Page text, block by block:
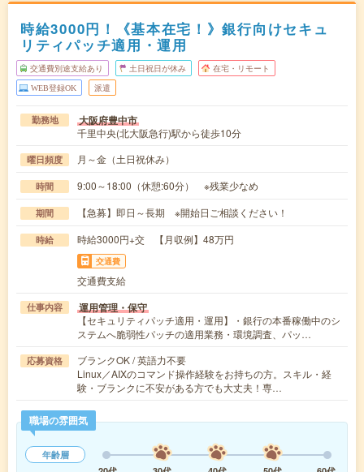
時給3000円！《基本在宅！》銀行向けセキュ
リティパッチ適用・運用
交通費別途支給あり 土日祝日が休み 在宅・リモート
WEB登録OK 派遣
勤務地 大阪府豊中市
千里中央(北大阪急行)駅から徒歩10分
曜日頻度 月～金（土日祝休み）
時間 9:00～18:00（休憩:60分） ※残業少なめ
期間 【急募】即日～長期 ※開始日ご相談ください！
時給 時給3000円+交 【月収例】48万円
交通費
交通費支給
仕事内容 運用管理・保守
【セキュリティパッチ適用・運用】・銀行の本番稼働中のシ
ステムへ脆弱性パッチの適用業務・環境調査、パッ…
応募資格
ブランクOK / 英語力不要
Linux／AIXのコマンド操作経験をお持ちの方。スキル・経
験・ブランクに不安がある方でも大丈夫！専…
職場の雰囲気
年齢層